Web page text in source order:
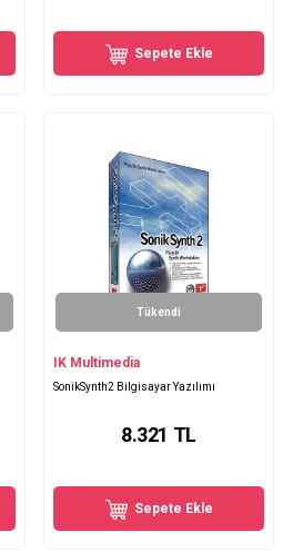
Sepete Ekle
Tükendi
IK Multimedia
SonikSynth2 Bilgisayar Yazılımı
8.321 TL
Sepete Ekle